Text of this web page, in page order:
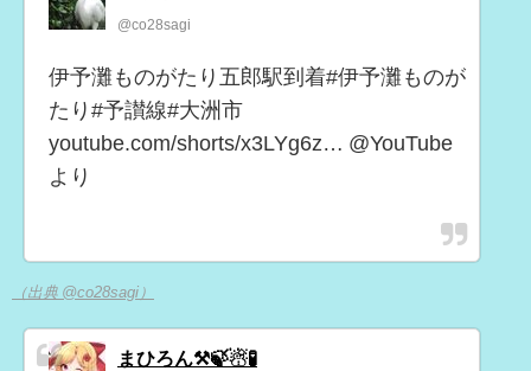
@co28sagi
伊予灘ものがたり五郎駅到着#伊予灘ものが
たり#予讃線#大洲市
youtube.com/shorts/x3LYg6z… @YouTube
より
（出典 @co28sagi）
まひろん⚒️🍃☃🧪